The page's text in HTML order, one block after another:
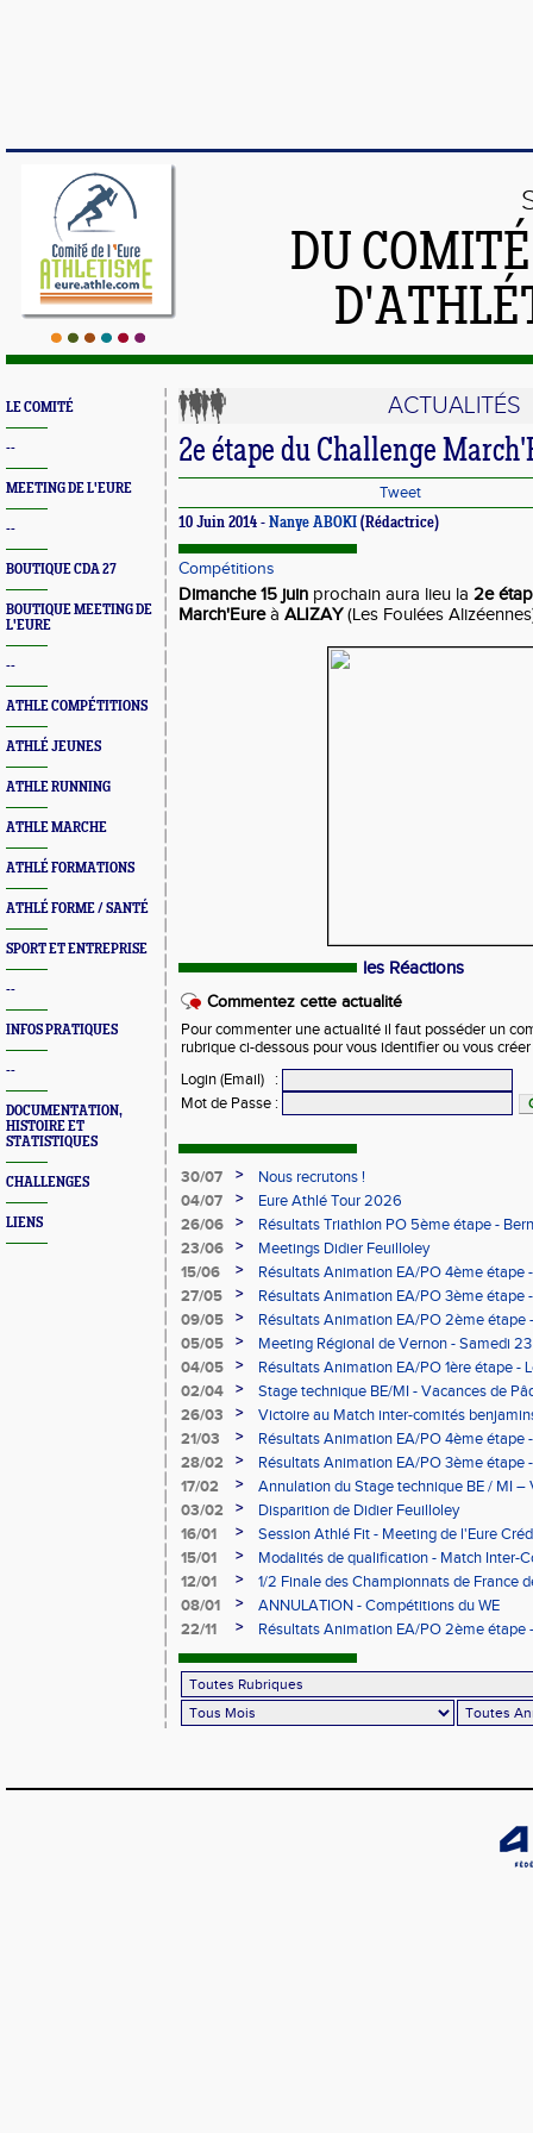
DU
LE COMITÉ
--
MEETING DE L'EURE
--
BOUTIQUE CDA 27
BOUTIQUE MEETING DE
L'EURE
--
ATHLE COMPÉTITIONS
ATHLÉ JEUNES
ATHLE RUNNING
ATHLE MARCHE
ATHLÉ FORMATIONS
ATHLÉ FORME / SANTÉ
SPORT ET ENTREPRISE
--
INFOS PRATIQUES
--
DOCUMENTATION,
HISTOIRE ET
STATISTIQUES
CHALLENGES
LIENS
ACTUALITÉS
2e étape du Challenge
Tweet
10 Juin 2014 - Nanye ABOKI (Rédactrice)
Compétitions
Dimanche 15 juin prochain aura lieu la 2e
March'Eureà ALIZAY(Les Foulées
les Réactions
Commentez cette actualité
Pour commenter une actualité il faut posséder un
rubrique ci-dessous pour vous identifier ou vous
Login (Email)
:
Mot de Passe :
30/07 >
Nous recrutons !
04/07
>
Eure Athlé Tour 2026
26/06
>
Résultats Triathlon PO 5ème étape -
23/06
>
Meetings Didier Feuilloley
15/06
>
Résultats Animation EA/PO 4ème étape
27/05
>
Résultats Animation EA/PO 3ème
09/05
>
Résultats Animation EA/PO 2ème étape
09/05/2026
05/05 >
Meeting Régional de Vernon - Samedi
04/05
>
Résultats Animation EA/PO 1ère étape
02/04
>
Stage technique BE/MI - Vacances de
26/03
>
Victoire au Match inter-comités
21/03
>
Résultats Animation EA/PO 4ème étape
28/02
>
Résultats Animation EA/PO 3ème étape
28/02/2026
17/02 >
Annulation du Stage technique BE / MI –
03/02
>
Disparition de Didier Feuilloley
16/01
>
Session Athlé Fit - Meeting de l'Eure
15/01
>
Modalités de qualification - Match Inter-
12/01
>
1/2 Finale des Championnats de France
février à Évreux
08/01 >
ANNULATION - Compétitions du WE
22/11
> Résultats Animation EA/PO 2ème étape